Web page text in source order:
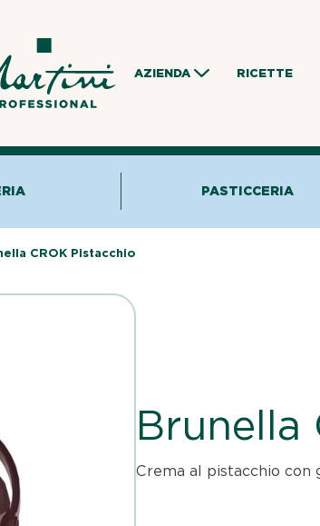
AZIENDA RICETTE
PASTICCERIA
CROK Pistacchio
Brunella
Crema al pistacchio con